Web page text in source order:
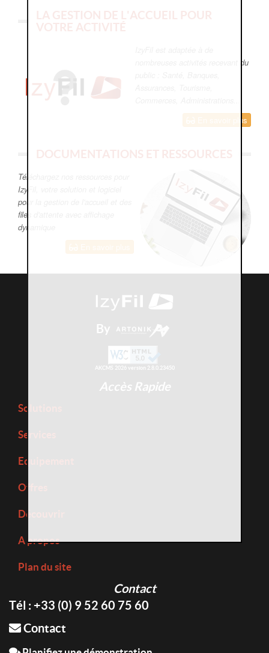
LA GESTION DE L'ACCUEIL POUR
VOTRE ACTIVITÉ
nombreuses activités recevant du
En savoir plus
DOCUMENTATIONS ET RESSOURCES
Téléchargez nos ressources pour
IzyFil, votre solution et logiciel
pour la gestion de l'accueil et des
files d'attente avec affichage
dynamique
By
AKCMS 2026 version 2.8.0.23450
Accès Rapide
Solutions
Services
Equipement
Offres
Découvrir
A propos
Plan du site
Contact
Tél : +33 (0) 9 52 60 75 60
Contact